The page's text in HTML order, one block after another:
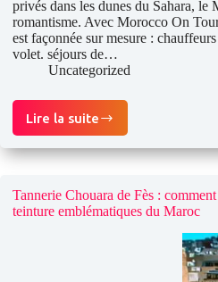
privés dans les dunes du Sahara, le
romantisme. Avec Morocco On
est façonnée sur mesure :
volet. séjours de…
Uncategorized
Lire la suite
Lune
de
miel
au
Maroc
Tannerie Chouara de Fès :
teinture emblématiques du Maroc